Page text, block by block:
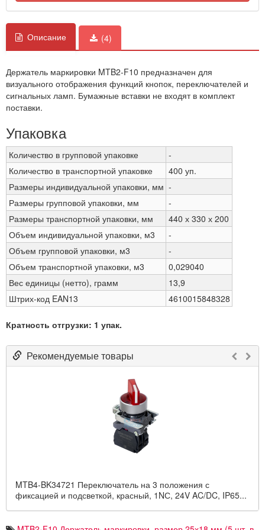
Описание (4)
Держатель маркировки MTB2-F10 предназначен для
визуального отображения функций кнопок, переключателей и
сигнальных ламп. Бумажные вставки не входят в комплект
поставки.
Упаковка
Количество в групповой упаковке
-
Количество в транспортной упаковке
400 уп.
Размеры индивидуальной упаковки, мм -
Размеры групповой упаковки, мм
-
Размеры транспортной упаковки, мм
440 х 330 х 200
Объем индивидуальной упаковки, м3
-
Объем групповой упаковки, м3
-
Объем транспортной упаковки, м3
0,029040
Вес единицы (нетто), грамм
13,9
Штрих-код EAN13
4610015848328
Кратность отгрузки: 1 упак.
Рекомендуемые товары
MTB4-BK34721 Переключатель на 3 положения с
фиксацией и подсветкой, красный, 1NС, 24V AC/DC, IP65...